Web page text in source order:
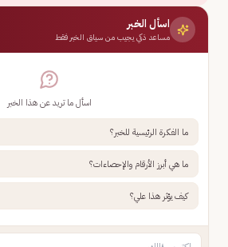
اسأل الخبر
مساعد ذكي يجيب من سياق الخبر فقط
اسأل ما تريد عن هذا الخبر
ما الفكرة الرئيسية للخبر؟
ما هي أبرز الأرقام والإحصاءات؟
كيف يؤثر هذا علي؟